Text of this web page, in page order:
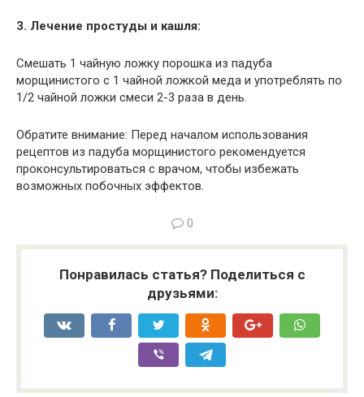
3. Лечение простуды и кашля:
Смешать 1 чайную ложку порошка из падуба
морщинистого с 1 чайной ложкой меда и употреблять по
1/2 чайной ложки смеси 2-3 раза в день.
Обратите внимание: Перед началом использования
рецептов из падуба морщинистого рекомендуется
проконсультироваться с врачом, чтобы избежать
возможных побочных эффектов.
0
Понравилась статья? Поделиться с
друзьями: